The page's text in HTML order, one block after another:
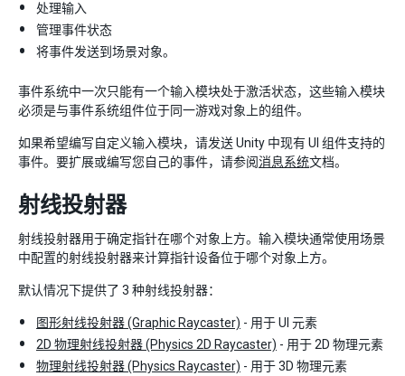
处理输入
管理事件状态
将事件发送到场景对象。
事件系统中一次只能有一个输入模块处于激活状态，这些输入模块
必须是与事件系统组件位于同一游戏对象上的组件。
如果希望编写自定义输入模块，请发送 Unity 中现有 UI 组件支持的
事件。要扩展或编写您自己的事件，请参阅消息系统文档。
射线投射器
射线投射器用于确定指针在哪个对象上方。输入模块通常使用场景
中配置的射线投射器来计算指针设备位于哪个对象上方。
默认情况下提供了 3 种射线投射器：
图形射线投射器 (Graphic Raycaster) - 用于 UI 元素
2D 物理射线投射器 (Physics 2D Raycaster) - 用于 2D 物理元素
物理射线投射器 (Physics Raycaster) - 用于 3D 物理元素